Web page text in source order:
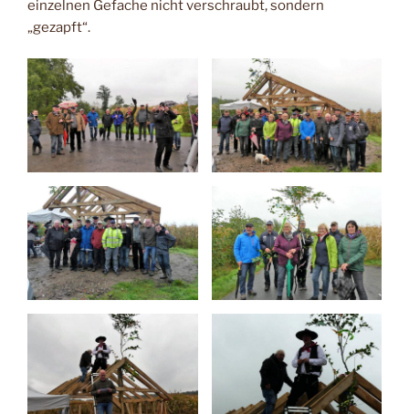
einzelnen Gefache nicht verschraubt, sondern
„gezapft“.